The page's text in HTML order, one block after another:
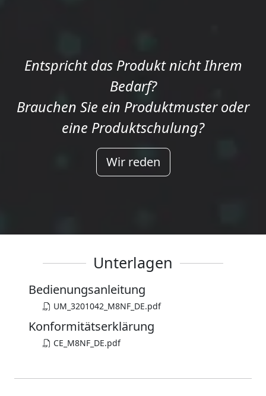
Entspricht das Produkt nicht Ihrem
Bedarf?
Brauchen Sie ein Produktmuster oder
eine Produktschulung?
Wir reden
Unterlagen
Bedienungsanleitung
UM_3201042_M8NF_DE.pdf
Konformitätserklärung
CE_M8NF_DE.pdf